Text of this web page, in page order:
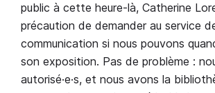
public à cette heure-là, Catherine
précaution de demander au service
communication si nous pouvons
son exposition. Pas de problème :
autorisé·e·s, et nous avons la